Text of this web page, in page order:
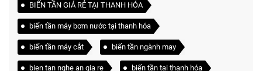
BIẾN TẦN GIÁ RẺ TẠI THANH HÓA
biến tần máy bơm nước tại thanh hóa
biến tần máy cắt biến tần ngành may
bien tan nghe an gia re biến tần tại thanh hóa